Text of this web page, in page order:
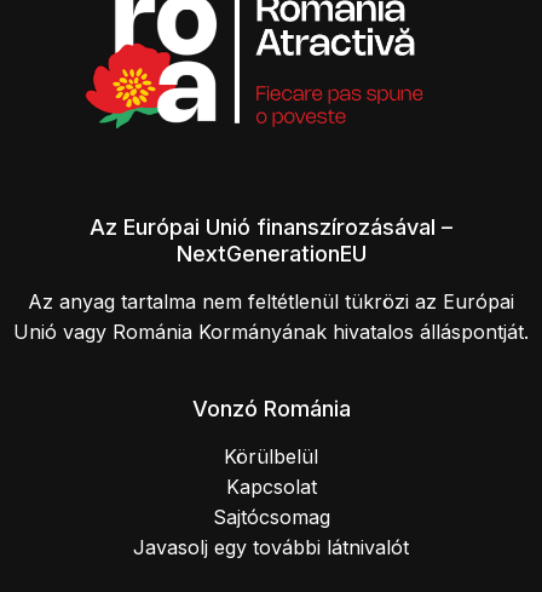
Az Európai Unió finanszírozásával –
NextGenerationEU
Az anyag tartalma nem feltétlenül tükrözi az Európai
Unió vagy Románia Kormányának hivatalos álláspontját.
Vonzó Románia
Körülbelül
Kapcsolat
Sajtócsomag
Javasolj egy további látnivalót